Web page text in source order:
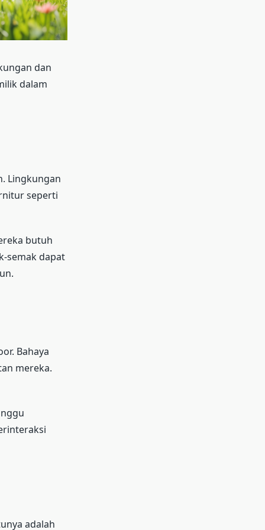
dan
dalam
Lingkungan
seperti
butuh
semak dapat
Bahaya
mereka.
adalah